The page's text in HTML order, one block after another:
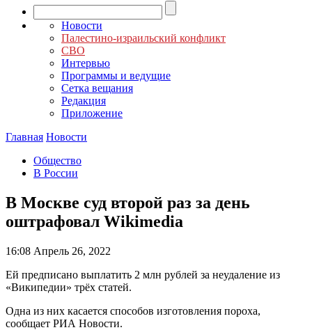
Новости
Палестино-израильский конфликт
СВО
Интервью
Программы и ведущие
Сетка вещания
Редакция
Приложение
Главная Новости
Общество
В России
В Москве суд второй раз за день
оштрафовал Wikimedia
16:08 Апрель 26, 2022
Ей предписано выплатить 2 млн рублей за неудаление из
«Википедии» трёх статей.
Одна из них касается способов изготовления пороха,
сообщает РИА Новости.